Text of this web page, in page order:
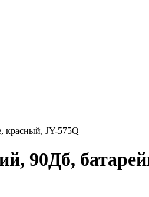
красный, JY-575Q
90Дб,